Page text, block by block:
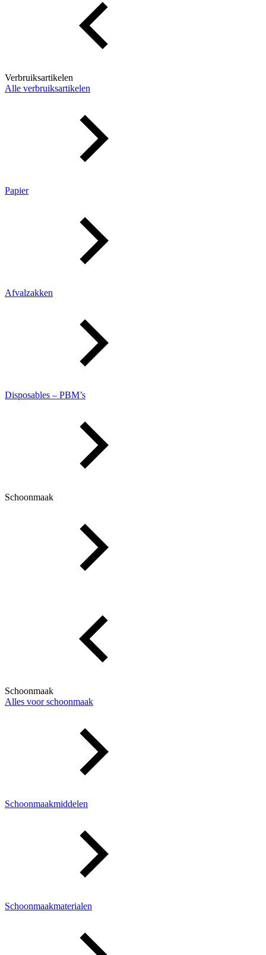
Verbruiksartikelen
Alle verbruiksartikelen
Papier
Afvalzakken
Disposables – PBM’s
Schoonmaak
Schoonmaak
Alles voor schoonmaak
Schoonmaakmiddelen
Schoonmaakmaterialen